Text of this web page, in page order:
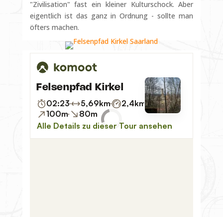
"Zivilisation" fast ein kleiner Kulturschock. Aber
eigentlich ist das ganz in Ordnung - sollte man
öfters machen.